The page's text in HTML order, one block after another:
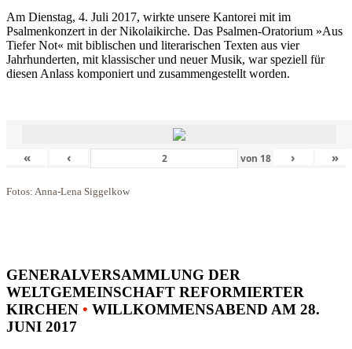
Am Dienstag, 4. Juli 2017, wirkte unsere Kantorei mit im
Psalmenkonzert in der Nikolaikirche. Das Psalmen-Oratorium »Aus
Tiefer Not« mit biblischen und literarischen Texten aus vier
Jahrhunderten, mit klassischer und neuer Musik, war speziell für
diesen Anlass komponiert und zusammengestellt worden.
« ‹ von 18 › »
Fotos: Anna-Lena Siggelkow
GENERALVERSAMMLUNG DER
WELTGEMEINSCHAFT REFORMIERTER
KIRCHEN • WILLKOMMENSABEND AM 28.
JUNI 2017